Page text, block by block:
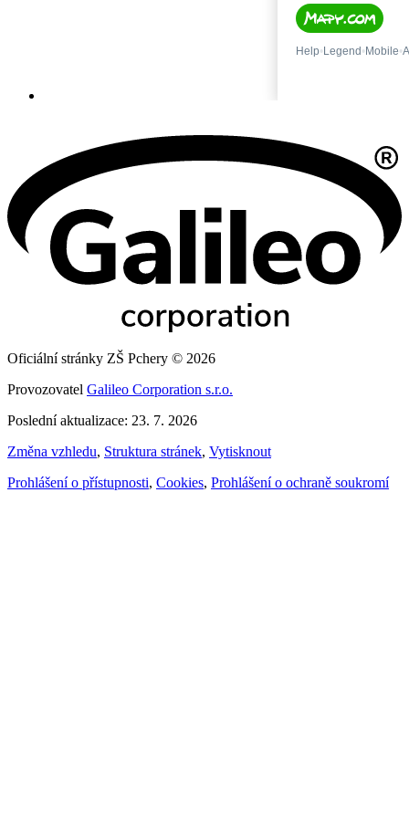
Oficiální stránky ZŠ Pchery © 2026
Provozovatel Galileo Corporation s.r.o.
Poslední aktualizace: 23. 7. 2026
Změna vzhledu, Struktura stránek, Vytisknout
Prohlášení o přístupnosti, Cookies, Prohlášení o ochraně soukromí